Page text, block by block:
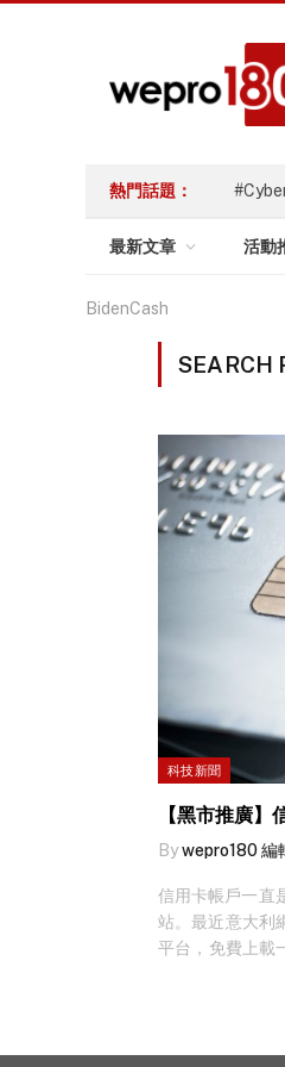
熱門話題：
最新文章 活動
BidenCash
SEARCH
科技新聞
【黑市推廣
Bywepro180 編
信用卡帳戶一直
站。最近意大利
平台，免費上載